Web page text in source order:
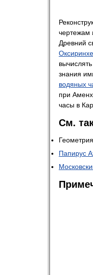
чертежам
Древний
Оксиринхе
знания
водяных
при
часы в
См.
Папирус